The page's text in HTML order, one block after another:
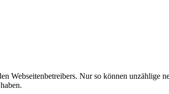
Webseitenbetreibers. Nur so können